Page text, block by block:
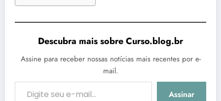
Descubra mais sobre Curso.blog.br
Assine para receber nossas notícias mais recentes por e-
mail.
Digite seu e-mail…
Assinar